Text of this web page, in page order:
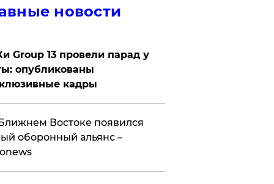
новости
Group 13 провели парад у
опубликованы
кадры
Востоке появился
оборонный альянс –